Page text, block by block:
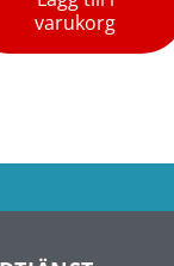
varukorg